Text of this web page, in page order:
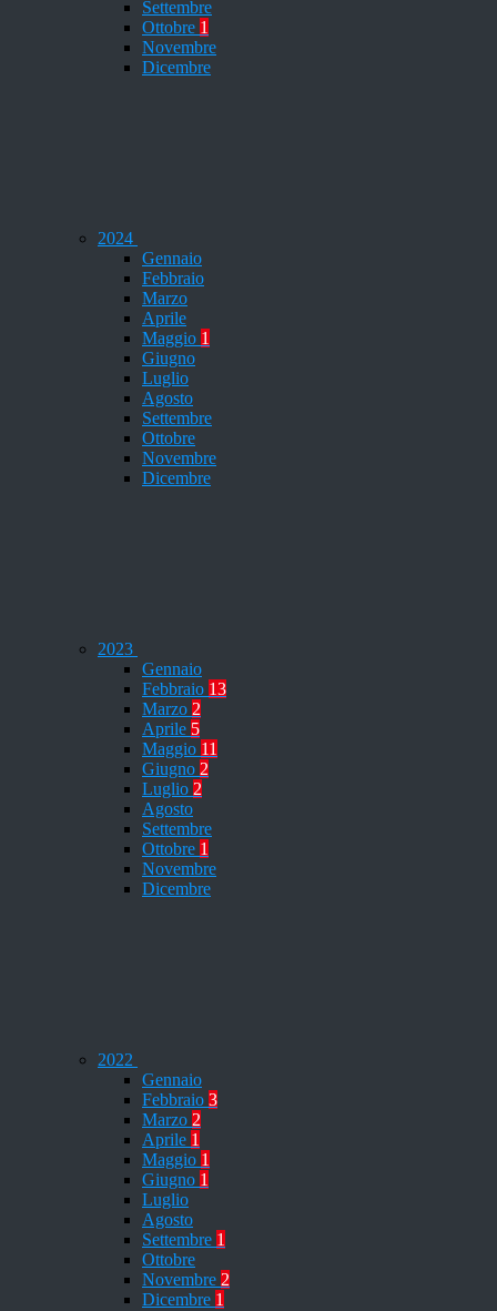
Settembre
Ottobre 1
Novembre
Dicembre
2024
Gennaio
Febbraio
Marzo
Aprile
Maggio 1
Giugno
Luglio
Agosto
Settembre
Ottobre
Novembre
Dicembre
2023
Gennaio
Febbraio 13
Marzo 2
Aprile 5
Maggio 11
Giugno 2
Luglio 2
Agosto
Settembre
Ottobre 1
Novembre
Dicembre
2022
Gennaio
Febbraio 3
Marzo 2
Aprile 1
Maggio 1
Giugno 1
Luglio
Agosto
Settembre 1
Ottobre
Novembre 2
Dicembre 1